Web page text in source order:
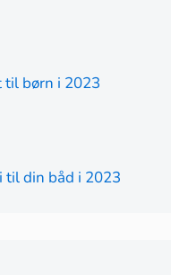
til børn i 2023
din båd i 2023